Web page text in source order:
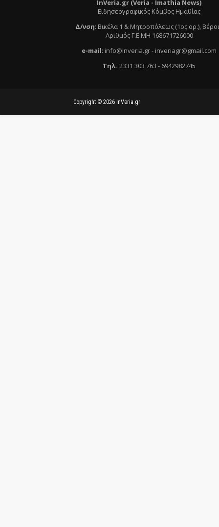
InVeria.gr (Veria - Ιmathia News)
Ειδησεογραφικός Κόμβος Ημαθίας
Δ/νση: Βικέλα 1 & Μητροπόλεως (1ος ορ.),
Αριθμός Γ.Ε.ΜΗ 168671726000
e-mail: info@inveria.gr- inveriagr@gmail.com
Τηλ. 2331 303 763 - 6942982745
Copyright © 2026 InVeria.gr